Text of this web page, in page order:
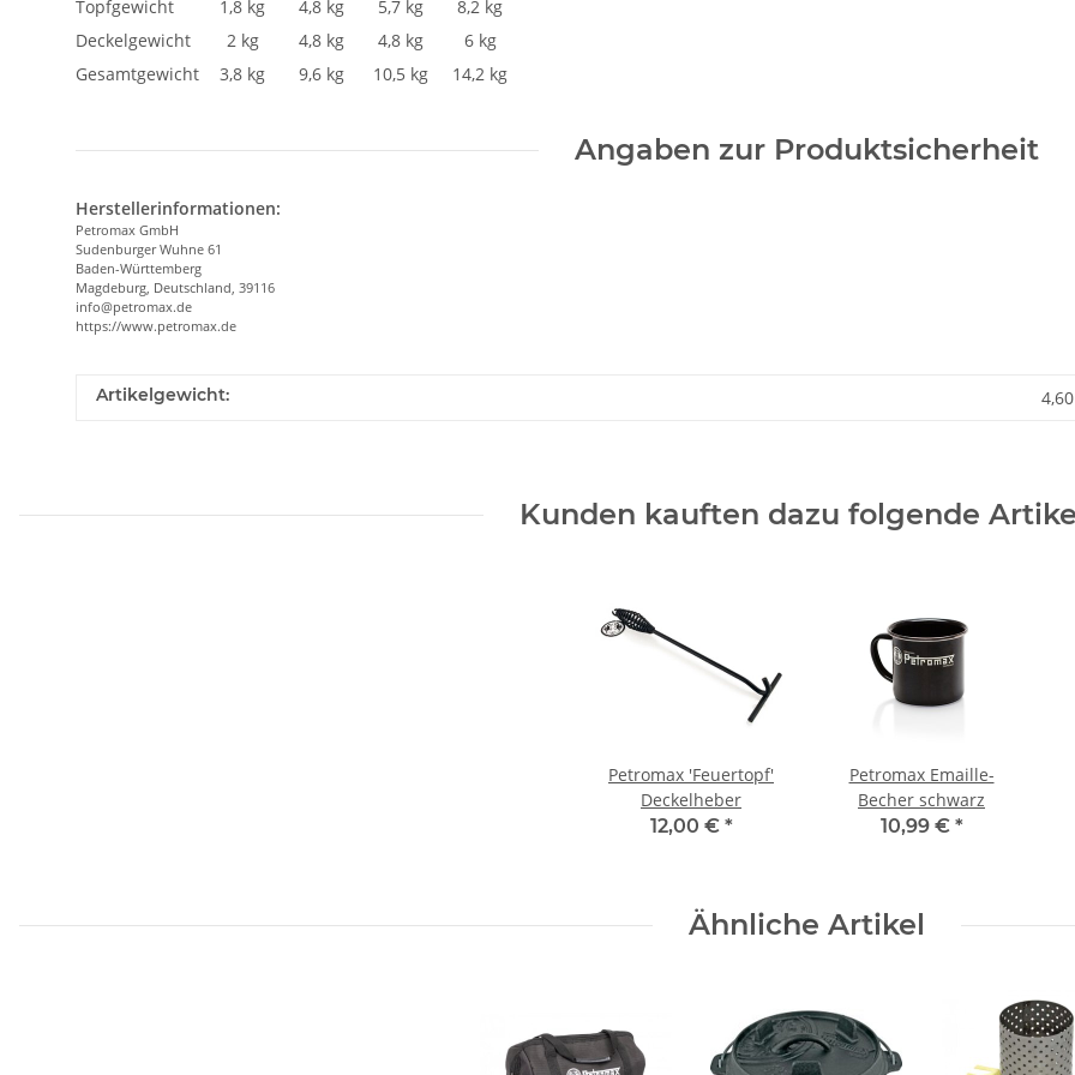
Topfgewicht
1,8 kg 4,8 kg 5,7 kg
8,2 kg
Deckelgewicht
2 kg 4,8 kg 4,8 kg
6 kg
Gesamtgewicht
3,8 kg 9,6 kg 10,5 kg 14,2 kg
Angaben zur Produktsicherheit
Herstellerinformationen:
Petromax GmbH
Sudenburger Wuhne 61
Baden-Württemberg
Magdeburg, Deutschland, 39116
info@petromax.de
https://www.petromax.de
Artikelgewicht: 4,60
Kunden kauften dazu folgende
Petromax 'Feuertopf'
Deckelheber
12,00 € *
Petromax Emaille-
Becher schwarz
10,99 € *
Ähnliche Artikel